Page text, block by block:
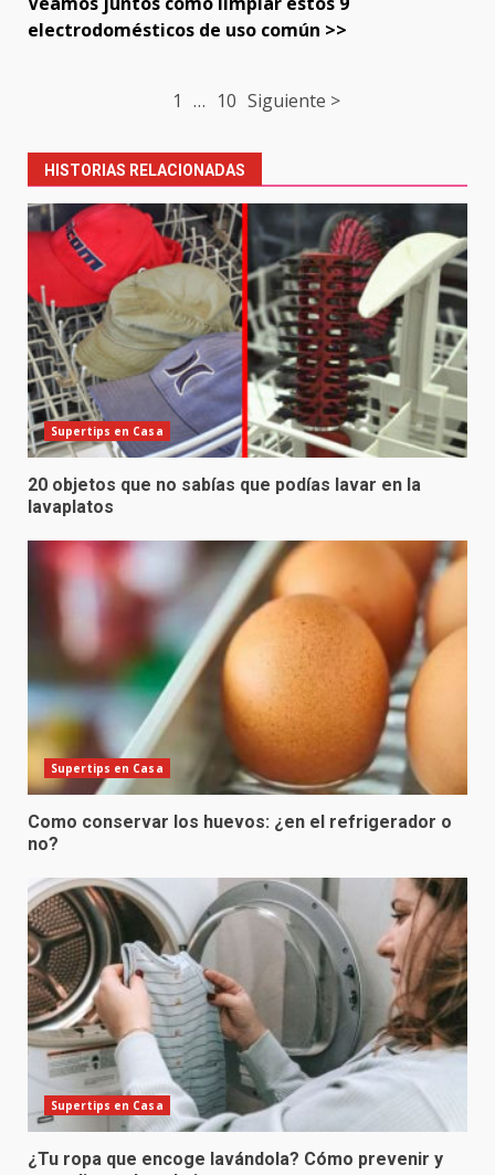
electrodomésticos de uso común >>
1 … 10 Siguiente >
HISTORIAS RELACIONADAS
Supertips en Casa
20 objetos que no sabías que podías lavar en la
lavaplatos
Supertips en Casa
Como conservar los huevos: ¿en el refrigerador o
no?
Supertips en Casa
¿Tu ropa que encoge lavándola? Cómo prevenir y